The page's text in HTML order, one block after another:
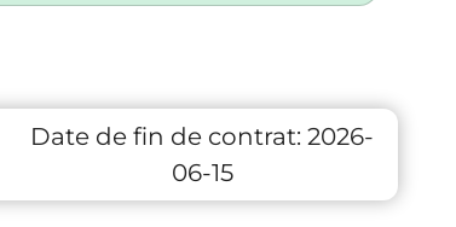
Date de fin de contrat: 2026-
06-15